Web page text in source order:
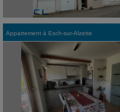
Appartement à Esch-sur-Alzette